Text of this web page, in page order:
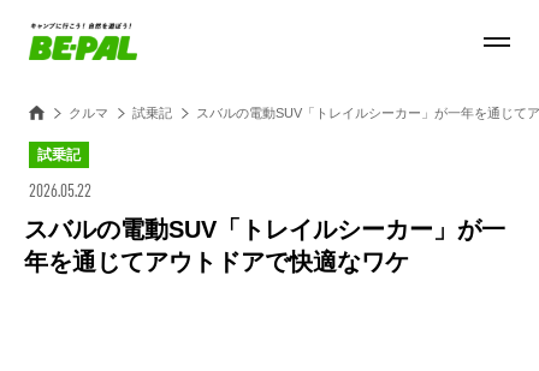
クルマ 試乗記 スバルの電動SUV「トレイルシーカー」が一年を通じて
試乗記
2026.05.22
スバルの電動SUV「トレイルシーカー」が一
年を通じてアウトドアで快適なワケ